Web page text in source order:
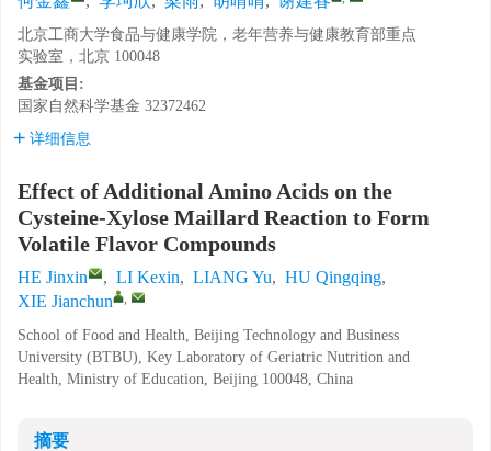
北京工商大学食品与健康学院，老年营养与健康教育部重点
实验室，北京 100048
基金项目:
国家自然科学基金 32372462
详细信息
Effect of Additional Amino Acids on the
Cysteine-Xylose Maillard Reaction to Form
Volatile Flavor Compounds
HE Jinxin , LI Kexin, LIANG Yu, HU Qingqing,
XIE Jianchun
,
School of Food and Health, Beijing Technology and Business
University (BTBU), Key Laboratory of Geriatric Nutrition and
Health, Ministry of Education, Beijing 100048, China
摘要